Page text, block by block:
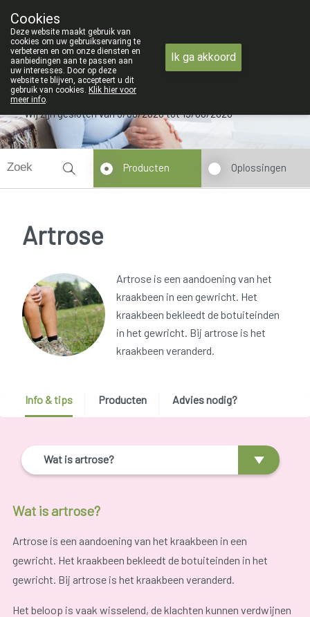
09 228 32 36
Wij zijn gesloten van 3/08/2026 tot 19/08/2026
Producten Oplossingen
Artrose
Artrose is een aandoening van het
kraakbeen in een gewricht. Het
kraakbeen bekleedt de botuiteinden
in het gewricht. Bij artrose is het
kraakbeen veranderd.
Info & tips Producten Advies nodig?
Wat is artrose?
Wat is artrose?
Artrose is een aandoening van het kraakbeen in een
gewricht. Het kraakbeen bekleedt de botuiteinden in het
gewricht. Bij artrose is het kraakbeen veranderd.
Het beloop is vaak wisselend, de klachten kunnen verdwijnen
Cookies
Deze website maakt gebruik van
cookies om uw gebruikservaring te
verbeteren en om onze diensten en
aanbiedingen aan te passen aan
uw interesses. Door op deze
website te blijven, accepteert u dit
gebruik van cookies. Klik hier voor
meer info.
Ik ga akkoord